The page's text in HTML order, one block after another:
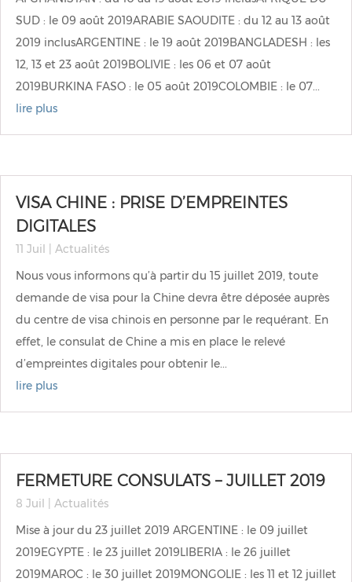
SUD : le 09 août 2019ARABIE SAOUDITE : du 12 au 13 août
2019 inclusARGENTINE : le 19 août 2019BANGLADESH : les
12, 13 et 23 août 2019BOLIVIE : les 06 et 07 août
2019BURKINA FASO : le 05 août 2019COLOMBIE : le 07...
lire plus
VISA CHINE : PRISE D’EMPREINTES
DIGITALES
11 Juil
Actualités
Nous vous informons qu’à partir du 15 juillet 2019, toute
demande de visa pour la Chine devra être déposée auprès
du centre de visa chinois en personne par le requérant. En
effet, le consulat de Chine a mis en place le relevé
d’empreintes digitales pour obtenir le...
lire plus
FERMETURE CONSULATS – JUILLET 2019
8 Juil
Actualités
Mise à jour du 23 juillet 2019 ARGENTINE : le 09 juillet
2019EGYPTE : le 23 juillet 2019LIBERIA : le 26 juillet
2019MAROC : le 30 juillet 2019MONGOLIE : les 11 et 12 juillet